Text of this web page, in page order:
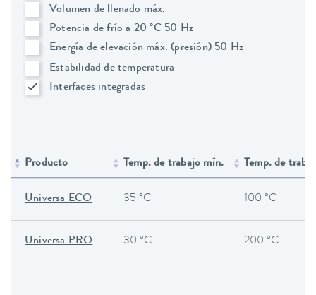
Volumen de llenado máx.
Potencia de frío a 20 °C 50 Hz
Energía de elevación máx. (presión) 50 Hz
Estabilidad de temperatura
Interfaces integradas
Producto Temp. de trabajo mín. Temp. de
Universa ECO 35 °C 100 °C
Universa PRO 30 °C 200 °C